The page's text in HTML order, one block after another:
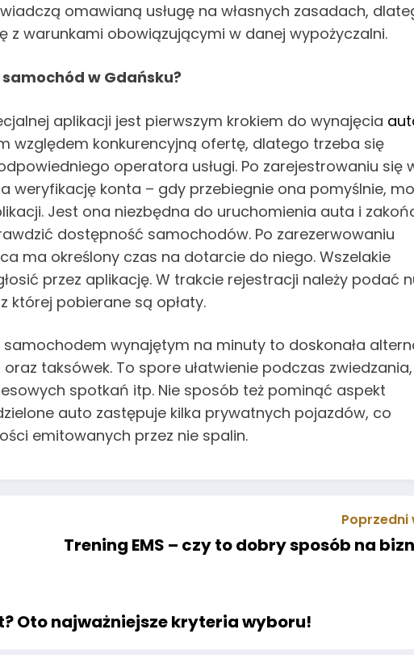
omawianą usługę na własnych zasadach,
z warunkami obowiązującymi w danej wypożyczalni.
w Gdańsku?
aplikacji jest pierwszym krokiem do wynajęcia
względem konkurencyjną ofertę, dlatego trzeba się
operatora usługi. Po zarejestrowaniu się
weryfikację konta – gdy przebiegnie ona pomyślnie,
Jest ona niezbędna do uruchomienia auta i
dostępność samochodów. Po zarezerwowaniu
ma określony czas na dotarcie do niego. Wszelakie
przez aplikację. W trakcie rejestracji należy podać
której pobierane są opłaty.
samochodem wynajętym na minuty to doskonała
taksówek. To spore ułatwienie podczas zwiedzania,
spotkań itp. Nie sposób też pominąć aspekt
auto zastępuje kilka prywatnych pojazdów, co
emitowanych przez nie spalin.
Poprzedni
Trening EMS – czy to dobry sposób na
Oto najważniejsze kryteria wyboru!